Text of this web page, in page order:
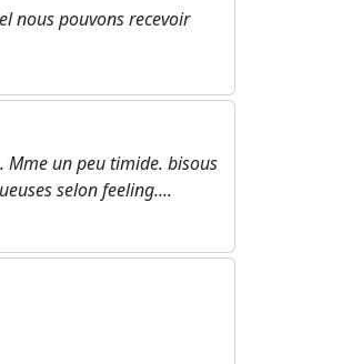
nous pouvons recevoir
Mme un peu timide. bisous
selon feeling....